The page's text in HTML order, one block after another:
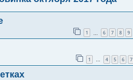
1 6 7 8 9
1 … 4 5 6 7